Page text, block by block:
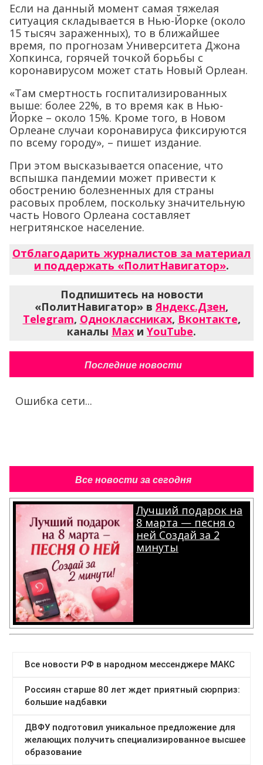
Если на данный момент самая тяжелая
ситуация складывается в Нью-Йорке (около
15 тысяч зараженных), то в ближайшее
время, по прогнозам Университета Джона
Хопкинса, горячей точкой борьбы с
коронавирусом может стать Новый Орлеан.
«Там смертность госпитализированных
выше: более 22%, в то время как в Нью-
Йорке – около 15%. Кроме того, в Новом
Орлеане случаи коронавируса фиксируются
по всему городу», – пишет издание.
При этом высказывается опасение, что
вспышка пандемии может привести к
обострению болезненных для страны
расовых проблем, поскольку значительную
часть Нового Орлеана составляет
негритянское население.
Отблагодарить журналистов за материал
и поддержать «ПолитНавигатор».
Подпишитесь на новости
«ПолитНавигатор» в Яндекс.Дзен,
Telegram, Одноклассниках, Вконтакте,
каналы Max и YouTube.
Последние новости
Ошибка сети...
Все новости за сегодня
Лучший подарок на
8 марта — песня о
ней Создай за 2
минуты
.